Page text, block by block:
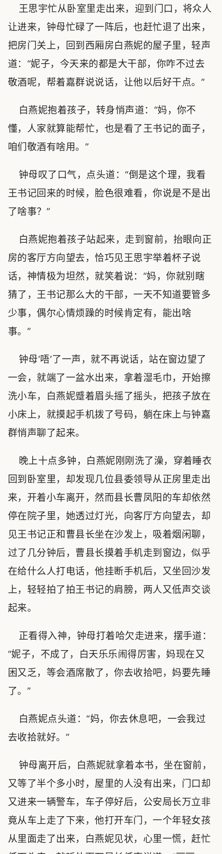
王思宇忙从卧室里走出来，迎到门口，将众人
让进来，钟母忙碌了一阵后，也赶忙退了出来，
把房门关上，回到西厢房白燕妮的屋子里，轻声
道：“妮子，今天来的都是大干部，你咋不过去
敬酒呢，帮着嘉群说说话，让他以后好干点。”
白燕妮抱着孩子，转身悄声道：“妈，你不
懂，人家就算能帮忙，也是看了王书记的面子，
咱们敬酒有啥用。”
钟母叹了口气，点头道：“倒是这个理，我看
王书记回来的时候，脸色很难看，你说是不是出
了啥事？”
白燕妮抱着孩子站起来，走到窗前，抬眼向正
房的客厅方向望去，恰巧见王思宇举着杯子说
话，神情极为坦然，就笑着说：“妈，你就别瞎
猜了，王书记那么大的干部，一天不知道要管多
少事，偶尔心情烦躁的时候肯定有，能出啥
事。”
钟母‘唔’了一声，就不再说话，站在窗边望了
一会，就端了一盆水出来，拿着湿毛巾，开始擦
洗小车，白燕妮蹙着眉头摇了摇头，把孩子放在
小床上，就摸起手机拨了号码，躺在床上与钟嘉
群悄声聊了起来。
晚上十点多钟，白燕妮刚刚洗了澡，穿着睡衣
回到卧室里，却发现几位县委领导从正房里走出
来，开着小车离开，然而县长曹凤阳的车却依然
停在院子里，她透过灯光，向客厅方向望去，却
见王书记正和曹县长坐在沙发上，吸着烟闲聊，
过了几分钟后，曹县长摸着手机走到窗边，似乎
在给什么人打电话，他挂断手机后，又坐回沙发
上，轻轻拍了拍王书记的肩膀，两人又低声交谈
起来。
正看得入神，钟母打着哈欠走进来，摆手道：
“妮子，不成了，白天乐乐闹得厉害，妈现在又
困又乏，等会酒席散了，你去收拾吧，妈要先睡
了。”
白燕妮点头道：“妈，你去休息吧，一会我过
去收拾就好。”
钟母离开后，白燕妮就拿着本书，坐在窗前，
又等了半个多小时，屋里的人没有出来，门口却
又进来一辆警车，车子停好后，公安局长万立非
竟从车上走了下来，他打开车门，一个年轻女孩
从里面走了出来，白燕妮见状，心里一慌，赶忙